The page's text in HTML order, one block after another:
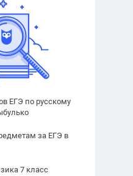
ЕГЭ по русскому
за ЕГЭ в
7 класс